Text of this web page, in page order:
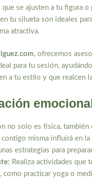
que se ajusten a tu figura o
tu silueta son ideales
atractiva.
, ofrecemos
para tu sesión,
a tu estilo y que realcen
no solo es física, también
misma influirá en
estrategias para
Realiza actividades que
como practicar yoga o